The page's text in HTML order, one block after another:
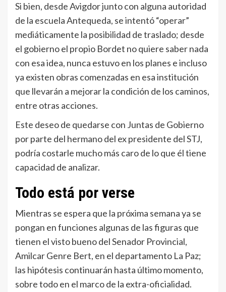
Si bien, desde Avigdor junto con alguna autoridad
de la escuela Antequeda, se intentó “operar”
mediáticamente la posibilidad de traslado; desde
el gobierno el propio Bordet no quiere saber nada
con esa idea, nunca estuvo en los planes e incluso
ya existen obras comenzadas en esa institución
que llevarán a mejorar la condición de los caminos,
entre otras acciones.
Este deseo de quedarse con Juntas de Gobierno
por parte del hermano del ex presidente del STJ,
podría costarle mucho más caro de lo que él tiene
capacidad de analizar.
Todo está por verse
Mientras se espera que la próxima semana ya se
pongan en funciones algunas de las figuras que
tienen el visto bueno del Senador Provincial,
Amilcar Genre Bert, en el departamento La Paz;
las hipótesis continuarán hasta último momento,
sobre todo en el marco de la extra-oficialidad.